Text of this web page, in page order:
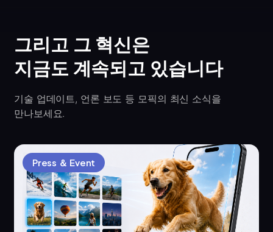
그리고 그 혁신은
지금도 계속되고 있습니다
기술 업데이트, 언론 보도 등 모픽의 최신 소식을
만나보세요.
Press ＆ Event